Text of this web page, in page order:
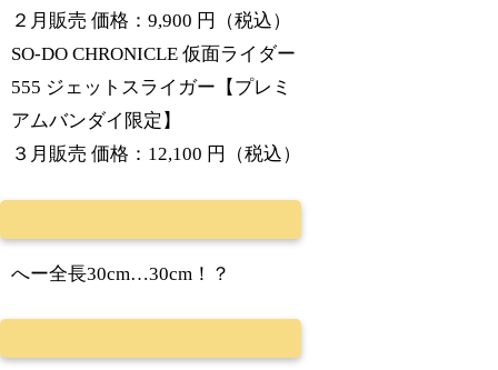
２月販売 価格：9,900 円（税込）
SO-DO CHRONICLE 仮面ライダー
555 ジェットスライガー【プレミ
アムバンダイ限定】
３月販売 価格：12,100 円（税込）
へー全長30cm…30cm！？